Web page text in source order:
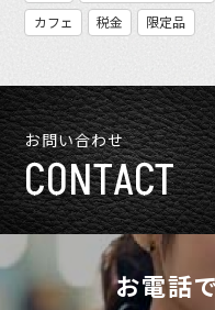
カフェ
税金 限定品
お問い合わせ
CONTACT
お電話